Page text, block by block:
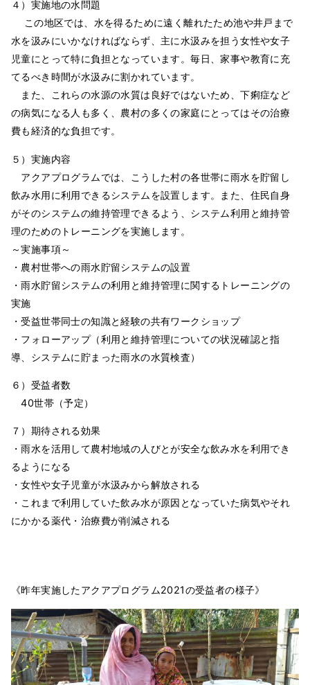
４）実施地の水問題
この地区では、水を得るために遠く離れたため池や井戸まで
水を汲みにいかなければならず、主に水汲みを担う女性や女子
児童にとって特に負担となっています。毎日、家事や教育に充
てるべき時間が水汲みに割かれています。
また、これらの水源の水質は良好ではないため、下痢症など
の病気になる人も多く、農村の多くの家庭にとってはその治療
費も経済的な負担です。
５）実施内容
アクアプログラムでは、こうした村の各世帯に雨水を貯留し
飲み水用に利用できるシステムを設置します。また、住民自身
がそのシステムの維持管理できるよう、システム利用と維持管
理のためのトレーニングを実施します。
～実施事項～
・農村世帯への雨水貯留システムの設置
・雨水貯留システムの利用と維持管理に関するトレーニングの
実施
・受益世帯同士の知識と経験の共有ワークショップ
・フォローアップ（利用と維持管理についての状況確認と指
導、システムに貯まった雨水の水質検査）
６）受益者数
40世帯（予定）
７）期待される効果
・雨水を活用して農村地域の人びとが安全な飲み水を利用でき
るようになる
・女性や女子児童が水汲みから解放される
・これまで利用していた飲み水が原因となっていた病気やそれ
にかかる薬代・治療費が削減される
《昨年実施したアクアプログラム2021の受益者の様子》